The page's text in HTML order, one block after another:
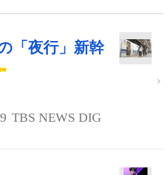
「夜行」新幹
TBS NEWS DIG